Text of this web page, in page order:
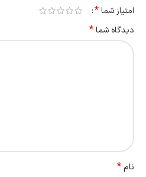
امتیاز شما*
دیدگاه شما*
نام*